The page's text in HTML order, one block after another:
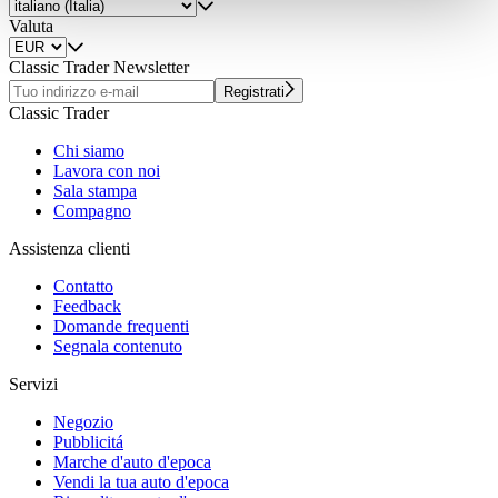
weiteren Daten zusammen, die Sie ihnen bereitgestellt
haben oder die sie im Rahmen Ihrer Nutzung der Dienste
gesammelt haben.Datenschutzerklärung
Valuta
Classic Trader Newsletter
Registrati
Classic Trader
Chi siamo
Lavora con noi
Sala stampa
Compagno
Assistenza clienti
Contatto
Feedback
Domande frequenti
Segnala contenuto
Servizi
Negozio
Pubblicitá
Marche d'auto d'epoca
Vendi la tua auto d'epoca